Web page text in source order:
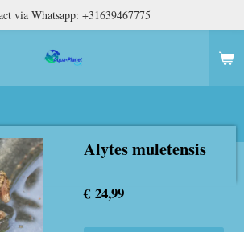
via Whatsapp: +31639467775
Alytes muletensis
€ 24,99